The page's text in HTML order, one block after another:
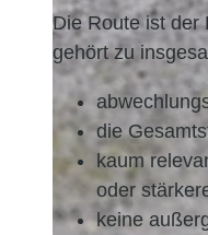
Die Route ist der
gehört zu
die
kaum
oder
keine